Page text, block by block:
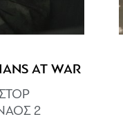
AT WAR
2